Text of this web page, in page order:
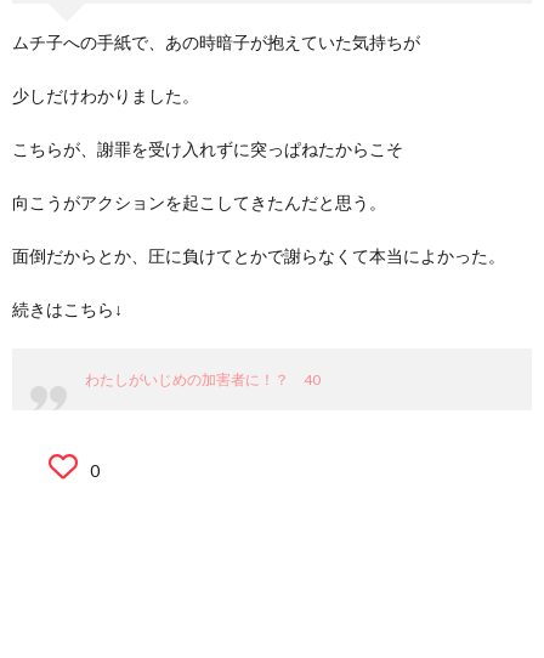
ムチ子への手紙で、あの時暗子が抱えていた気持ちが
少しだけわかりました。
こちらが、謝罪を受け入れずに突っぱねたからこそ
向こうがアクションを起こしてきたんだと思う。
面倒だからとか、圧に負けてとかで謝らなくて本当によかった。
続きはこちら↓
わたしがいじめの加害者に！？ 40
0